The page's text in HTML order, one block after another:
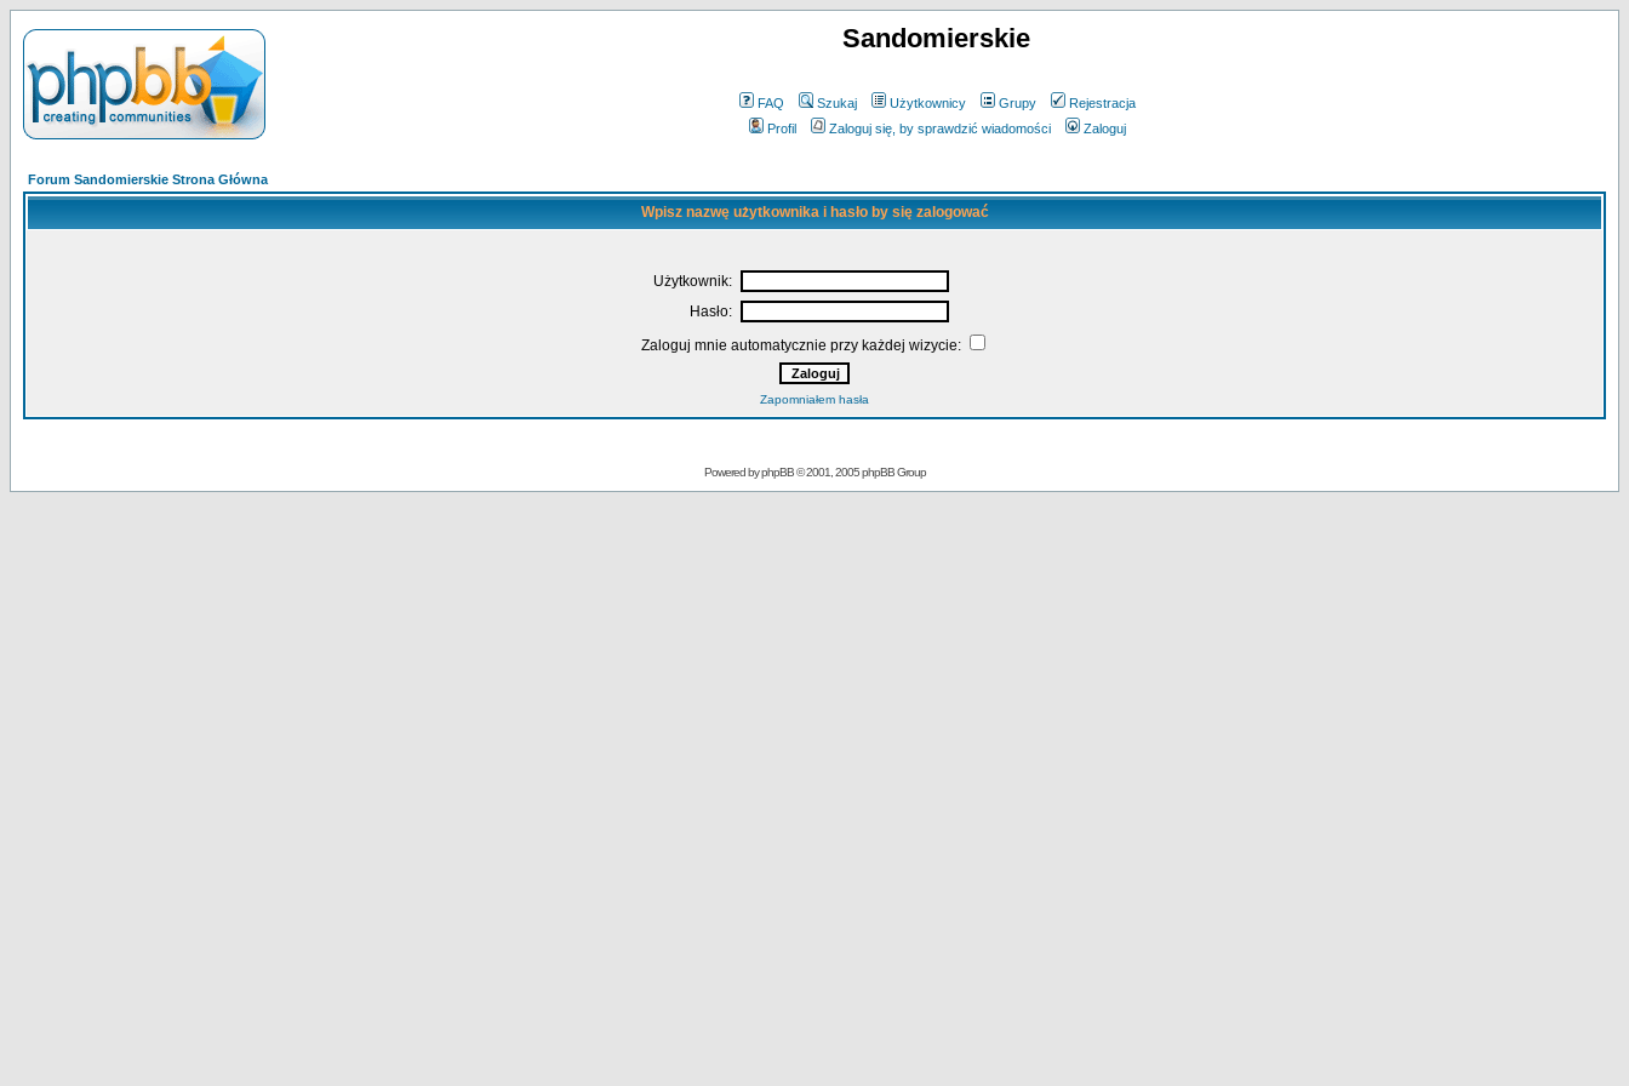
Sandomierskie
FAQ Szukaj Użytkownicy Grupy
Rejestracja
Profil
Zaloguj się, by sprawdzić wiadomości Zaloguj
Forum Sandomierskie Strona Główna
Wpisz nazwę użytkownika i hasło by się zalogować
Użytkownik:
Hasło:
Zaloguj mnie automatycznie przy każdej wizycie:
Zapomniałem hasła
Powered byphpBB© 2001, 2005 phpBB Group